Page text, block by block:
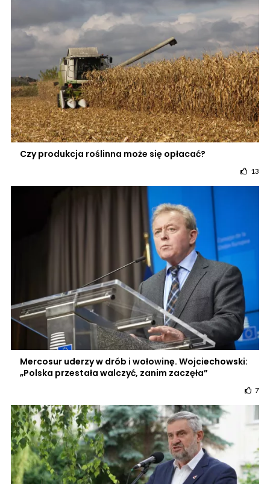
Czy produkcja roślinna może się opłacać?
13
Mercosur uderzy w drób i wołowinę. Wojciechowski:
„Polska przestała walczyć, zanim zaczęła”
7